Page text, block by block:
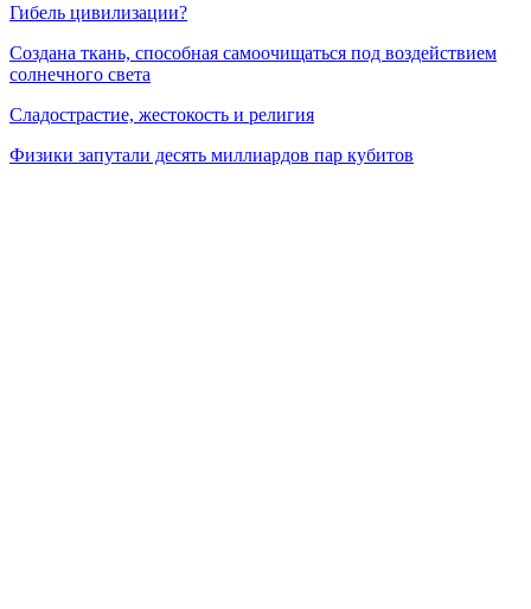
Гибель цивилизации?
Создана ткань, способная самоочищаться под воздействием
солнечного света
Сладострастие, жестокость и религия
Физики запутали десять миллиардов пар кубитов